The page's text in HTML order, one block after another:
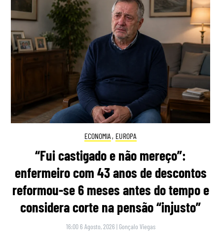
ECONOMIA , EUROPA
“Fui castigado e não mereço”:
enfermeiro com 43 anos de descontos
reformou-se 6 meses antes do tempo e
considera corte na pensão “injusto”
16:00 6 Agosto, 2026 | Gonçalo Viegas